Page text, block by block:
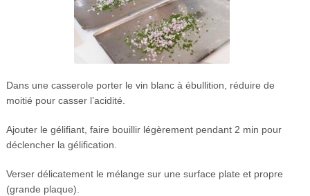
Dans une casserole porter le vin blanc à ébullition, réduire de
moitié pour casser l’acidité.
Ajouter le gélifiant, faire bouillir légèrement pendant 2 min pour
déclencher la gélification.
Verser délicatement le mélange sur une surface plate et propre
(grande plaque).